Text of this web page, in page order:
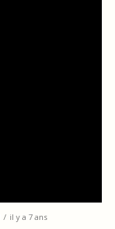
il y a 7 ans